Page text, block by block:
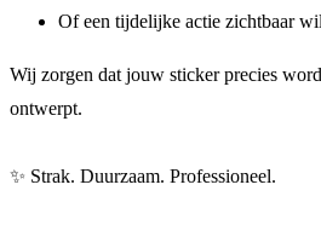
Of een tijdelijke actie zichtbaar
Wij zorgen dat jouw sticker precies
ontwerpt.
✨ Strak. Duurzaam. Professioneel.